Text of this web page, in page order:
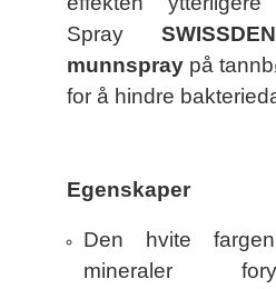
Spray
munnspray på
for å hindre
Egenskaper
Den hvite
mineraler